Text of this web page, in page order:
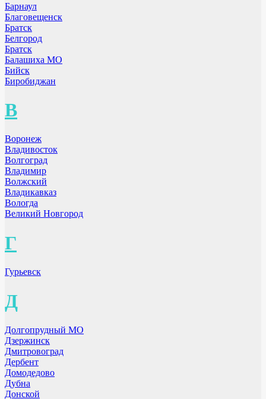
Барнаул
Благовещенск
Братск
Белгород
Братск
Балашиха МО
Бийск
Биробиджан
В
Воронеж
Владивосток
Волгоград
Владимир
Волжский
Владикавказ
Вологда
Великий Новгород
Г
Гурьевск
Д
Долгопрудный МО
Дзержинск
Дмитровоград
Дербент
Домодедово
Дубна
Донской